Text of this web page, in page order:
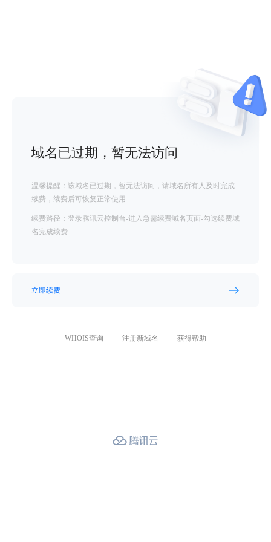
域名已过期，暂无法访问
温馨提醒：该域名已过期，暂无法访问，请域名所有人及时完成
续费，续费后可恢复正常使用
续费路径：登录腾讯云控制台-进入急需续费域名页面-勾选续费域
名完成续费
立即续费
WHOIS查询 注册新域名 获得帮助